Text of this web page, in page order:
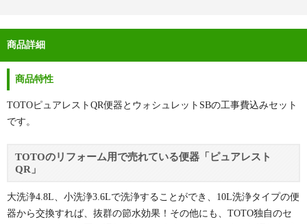
商品詳細
商品特性
TOTOピュアレストQR便器とウォシュレットSBの工事費込みセット
です。
TOTOのリフォーム用で売れている便器「ピュアレスト
QR」
大洗浄4.8L、小洗浄3.6Lで洗浄することができ、10L洗浄タイプの便
器から交換すれば、抜群の節水効果！その他にも、TOTO独自のセ